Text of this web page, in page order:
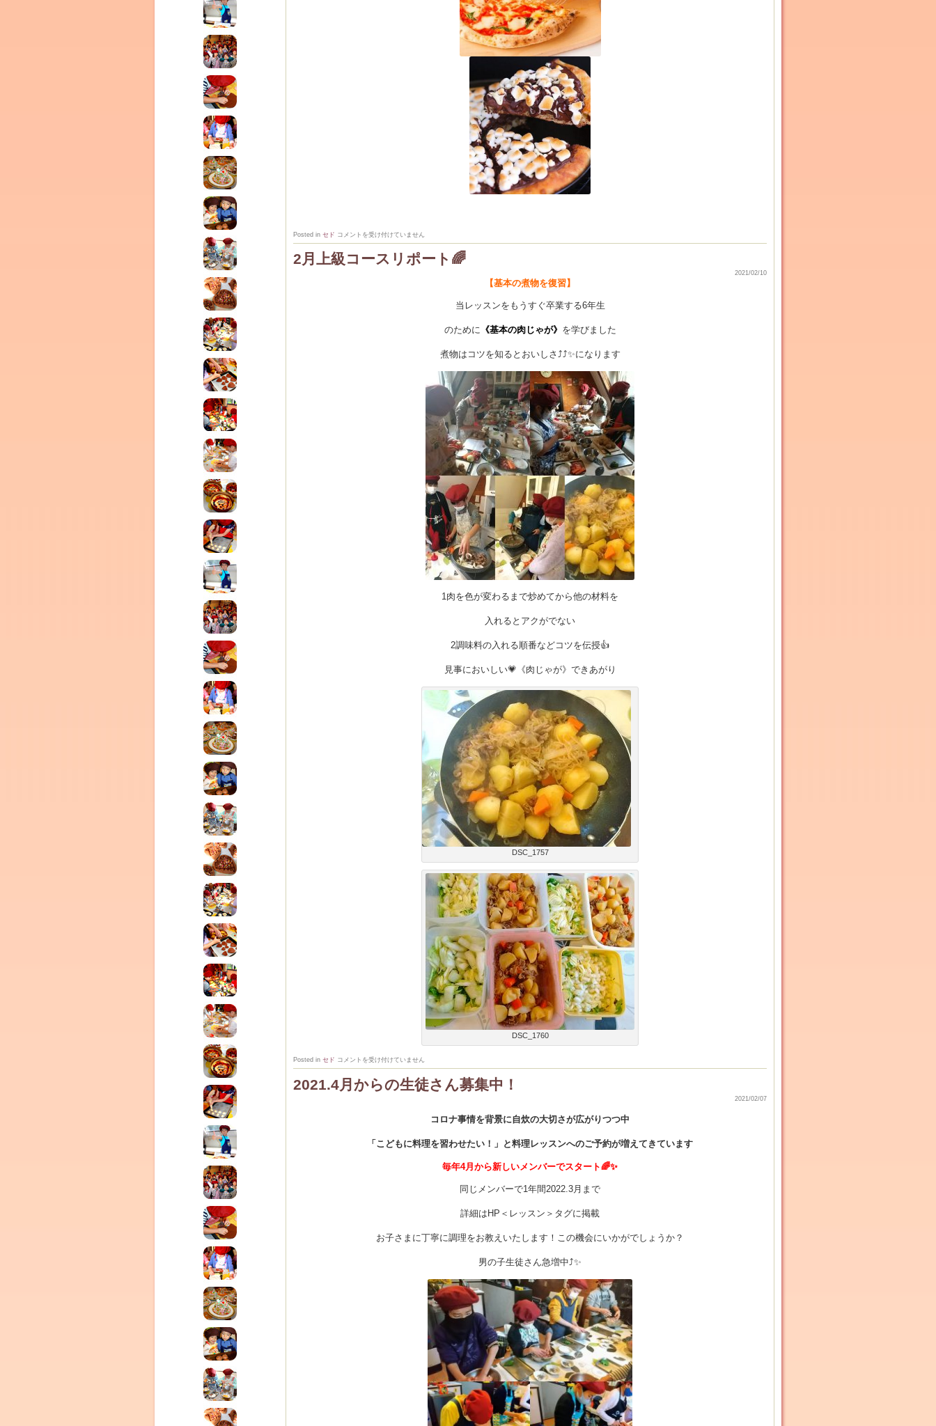
Clémentine
(produced by
CEDO)
Posted in セド 3
ッ
ス
コメントを受け付けていません
2月上級コースリポート🌈
2021/02/10
【基本の煮物を復習】
当レッスンをもうすぐ卒業する6年生
のために 《基本の肉じゃが》 を学びました
煮物はコツを知るとおいしさ⤴⤴✨になります
1肉を色が変わるまで炒めてから他の材料を
入れるとアクがでない
2調味料の入れる順番などコツを伝授👍
見事においしい💗《肉じゃが》できあがり
DSC_1757
DSC_1760
Posted in セド 2
コ
コメントを受け付けていません
2021.4月からの生徒さん募集中！
2021/02/07
コロナ事情を背景に自炊の大切さが広がりつつ中
「こどもに料理を習わせたい！」と料理レッスンへのご予約が増えてきています
毎年4月から新しいメンバーでスタート🌈✨
同じメンバーで1年間2022.3月まで
詳細はHP＜レッスン＞タグに掲載
お子さまに丁寧に調理をお教えいたします！この機会にいかがでしょうか？
男の子生徒さん急増中⤴✨